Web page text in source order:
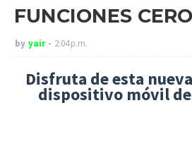
FUNCIONES
by yair 2:04 p.m.
Disfruta de esta
dispositivo móvil